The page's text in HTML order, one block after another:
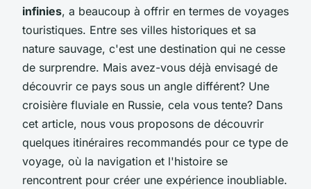
infinies, a beaucoup à offrir en termes de voyages
touristiques. Entre ses villes historiques et sa
nature sauvage, c'est une destination qui ne cesse
de surprendre. Mais avez-vous déjà envisagé de
découvrir ce pays sous un angle différent? Une
croisière fluviale en Russie, cela vous tente? Dans
cet article, nous vous proposons de découvrir
quelques itinéraires recommandés pour ce type de
voyage, où la navigation et l'histoire se
rencontrent pour créer une expérience inoubliable.